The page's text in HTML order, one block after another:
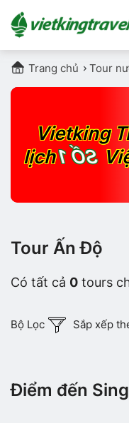
Trang chủ Tour
Vietking
lịchSỐ 1
Tour Ấn Độ
Có tất cả 0 tours
Bộ Lọc Sắp xếp
Điểm đến